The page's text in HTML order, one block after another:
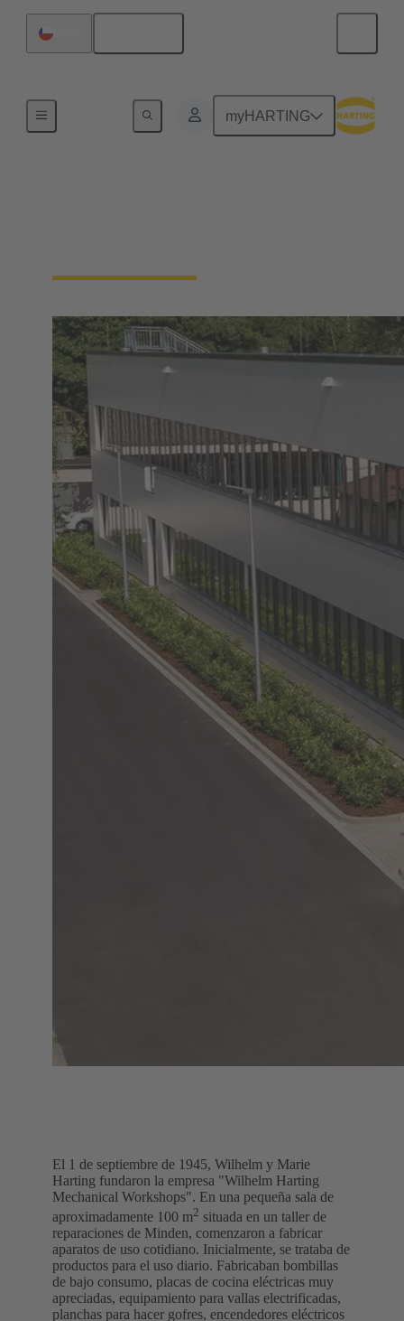
myHARTING
Grupo Tecnológico
El 1 de septiembre de 1945, Wilhelm y Marie
Harting fundaron la empresa "Wilhelm Harting
Mechanical Workshops". En una pequeña sala de
aproximadamente 100 m2 situada en un taller de
reparaciones de Minden, comenzaron a fabricar
aparatos de uso cotidiano. Inicialmente, se trataba de
productos para el uso diario. Fabricaban bombillas
de bajo consumo, placas de cocina eléctricas muy
apreciadas, equipamiento para vallas electrificadas,
planchas para hacer gofres, encendedores eléctricos